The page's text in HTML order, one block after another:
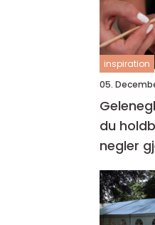
inspiration
05.
du
negler
året